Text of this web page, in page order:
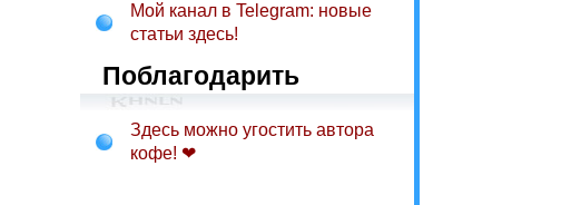
Мой канал в Telegram: новые
статьи здесь!
Поблагодарить
Здесь можно угостить автора
кофе! ❤